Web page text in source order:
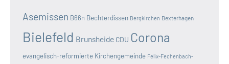
Asemissen B66n Bechterdissen Bergkirchen Bexterhagen
Bielefeld Brunsheide CDU Corona
evangelisch-reformierte Kirchengemeinde Felix-Fechenbach-